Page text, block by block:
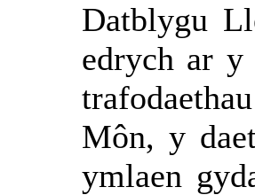
Datblygu
edrych ar
Môn, y
ymlaen